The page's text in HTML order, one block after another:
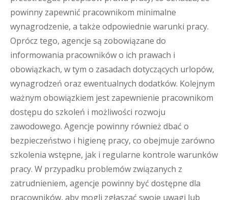
powinny zapewnić pracownikom minimalne
wynagrodzenie, a także odpowiednie warunki pracy.
Oprócz tego, agencje są zobowiązane do
informowania pracowników o ich prawach i
obowiązkach, w tym o zasadach dotyczących urlopów,
wynagrodzeń oraz ewentualnych dodatków. Kolejnym
ważnym obowiązkiem jest zapewnienie pracownikom
dostępu do szkoleń i możliwości rozwoju
zawodowego. Agencje powinny również dbać o
bezpieczeństwo i higienę pracy, co obejmuje zarówno
szkolenia wstępne, jak i regularne kontrole warunków
pracy. W przypadku problemów związanych z
zatrudnieniem, agencje powinny być dostępne dla
pracowników, aby mogli zgłaszać swoje uwagi lub